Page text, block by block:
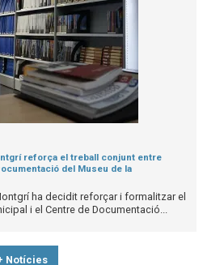
reforça el treball conjunt entre
del Museu de la
ha decidit reforçar i formalitzar el
i el Centre de Documentació...
Notícies